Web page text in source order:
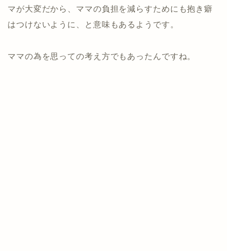
マが大変だから、ママの負担を減らすためにも抱き癖
はつけないように、と意味もあるようです。
ママの為を思っての考え方でもあったんですね。